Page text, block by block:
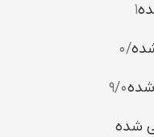
۱
/۰
شده۹/۰
شده